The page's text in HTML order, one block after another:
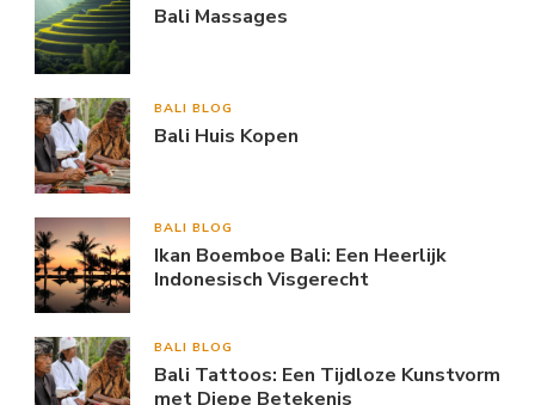
Bali Massages
BALI BLOG
Bali Huis Kopen
BALI BLOG
Ikan Boemboe Bali: Een Heerlijk
Indonesisch Visgerecht
BALI BLOG
Bali Tattoos: Een Tijdloze Kunstvorm
met Diepe Betekenis